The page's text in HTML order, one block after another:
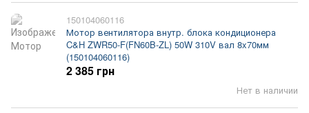
150104060116
Мотор вентилятора внутр. блока кондиционера
C&H ZWR50-F(FN60B-ZL) 50W 310V вал 8x70мм
(150104060116)
Нет в наличии
2 385 грн